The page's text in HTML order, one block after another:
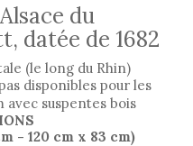
du
datée de 1682
(le long du Rhin)
disponibles pour les
avec suspentes bois
- 120 cm x 83 cm)